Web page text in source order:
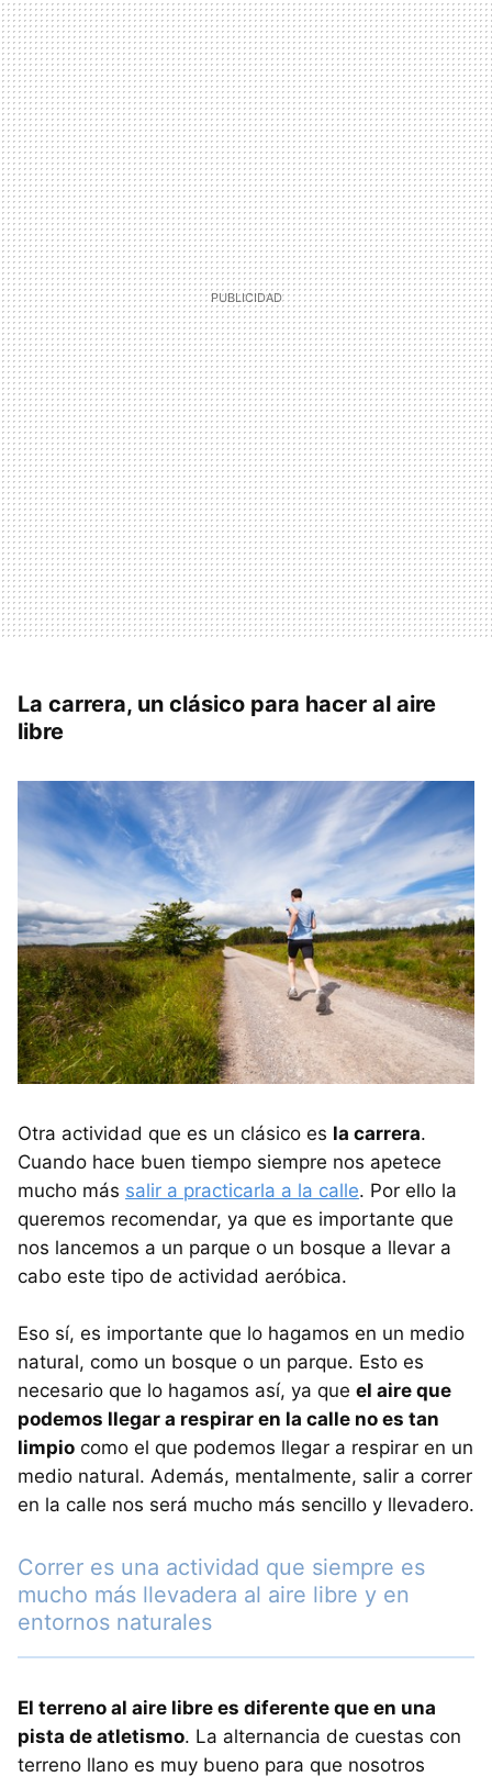
La carrera, un clásico para hacer al aire
libre
Otra actividad que es un clásico es la carrera.
Cuando hace buen tiempo siempre nos apetece
mucho más salir a practicarla a la calle. Por ello la
queremos recomendar, ya que es importante que
nos lancemos a un parque o un bosque a llevar a
cabo este tipo de actividad aeróbica.
Eso sí, es importante que lo hagamos en un medio
natural, como un bosque o un parque. Esto es
necesario que lo hagamos así, ya que el aire que
podemos llegar a respirar en la calle no es tan
limpio como el que podemos llegar a respirar en un
medio natural. Además, mentalmente, salir a correr
en la calle nos será mucho más sencillo y llevadero.
Correr es una actividad que siempre es
mucho más llevadera al aire libre y en
entornos naturales
El terreno al aire libre es diferente que en una
pista de atletismo. La alternancia de cuestas con
terreno llano es muy bueno para que nosotros